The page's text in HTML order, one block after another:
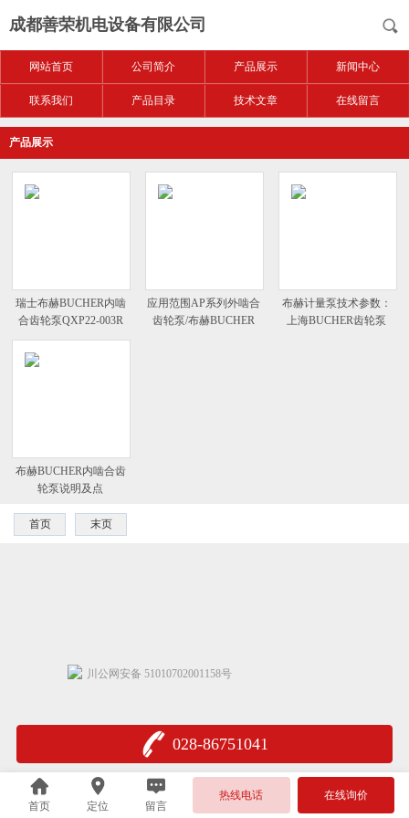
成都善荣机电设备有限公司
网站首页 公司简介 产品展示 新闻中心
联系我们 产品目录 技术文章 在线留言
产品展示
瑞士布赫BUCHER内啮
合齿轮泵QXP22-003R
应用范围AP系列外啮合
齿轮泵/布赫BUCHER
布赫计量泵技术参数：
上海BUCHER齿轮泵
布赫BUCHER内啮合齿
轮泵说明及点
首页 末页
028-86751041
首页 定位 留言
热线电话 在线询价
川公网安备 51010702001158号